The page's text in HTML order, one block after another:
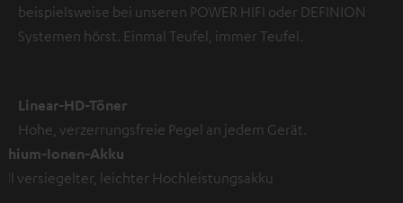
beispielsweise bei unseren POWER HIFI oder DEFINION
Systemen hörst. Einmal Teufel, immer Teufel.
Linear-HD-Töner
Hohe, verzerrungsfreie Pegel an jedem Gerät.
Ionen-Akku
versiegelter, leichter Hochleistungsakku